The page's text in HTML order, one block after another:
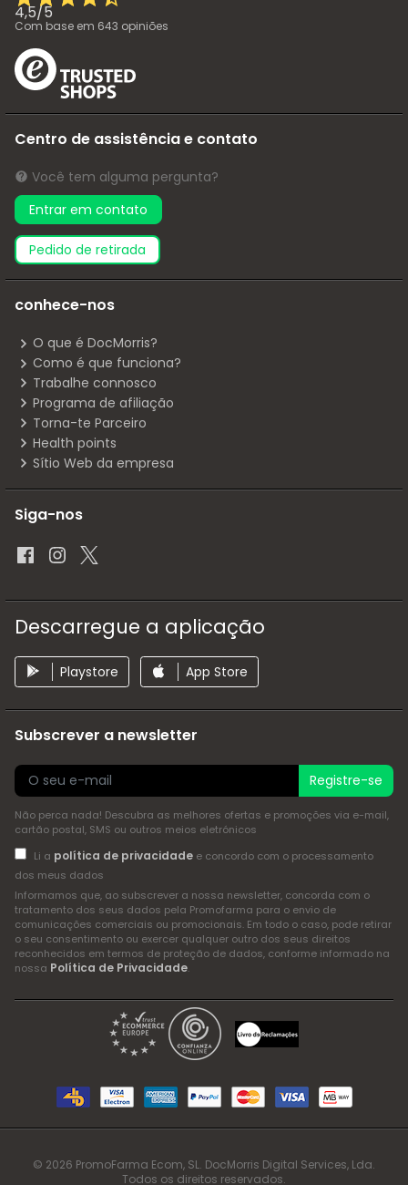
4,5/5
Com base em 643 opiniões
Centro de assistência e contato
Você tem alguma pergunta?
Entrar em contato
pedido de retirada
conhece-nos
O que é DocMorris?
Como é que funciona?
Trabalhe connosco
Programa de afiliação
Torna-te Parceiro
Health points
Sítio Web da empresa
Siga-nos
Descarregue a aplicação
Playstore App Store
Subscrever a newsletter
Registre-se
Não perca nada! Descubra as melhores ofertas e promoções via e-mail,
cartão postal, SMS ou outros meios eletrónicos
Li a política de privacidadee concordo com o processamento
dos meus dados
Informamos que, ao subscrever a nossa newsletter, concorda com o
tratamento dos seus dados pela Promofarma para o envio de
comunicações comerciais ou promocionais. Em todo o caso, pode retirar
o seu consentimento ou exercer qualquer outro dos seus direitos
reconhecidos em termos de proteção de dados, conforme informado na
nossa Política de Privacidade.
© 2026 PromoFarma Ecom, SL. DocMorris Digital Services, Lda.
Todos os direitos reservados.